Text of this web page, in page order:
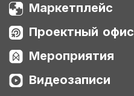
Маркетплейс
Проектный офис
Мероприятия
Видеозаписи